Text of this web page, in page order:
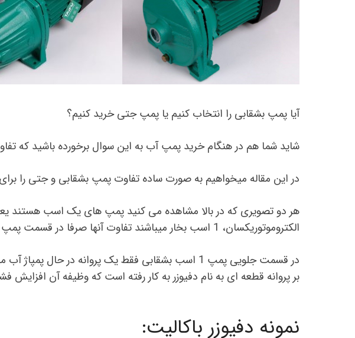
آیا پمپ بشقابی را انتخاب کنیم یا پمپ جتی خرید کنیم؟
شاید شما هم در هنگام خرید پمپ آب به این سوال برخورده باشید که
در این مقاله میخواهیم به صورت ساده تفاوت پمپ بشقابی و جتی را
هر دو تصویری که در بالا مشاهده می کنید پمپ های یک اسب هستند
الکتروموتوریکسان، 1 اسب بخار میباشند تفاوت آنها صرفا در قسمت پمپ آنهاست.
در قسمت جلویی پمپ 1 اسب بشقابی فقط یک پروانه در حال
بر پروانه قطعه ای به نام دفیوزر به کار رفته است که وظیفه آن
نمونه دفیوزر باکالیت: